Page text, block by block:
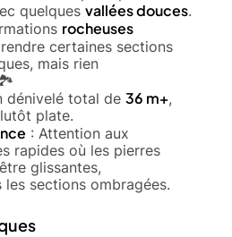
quelques vallées douces.
rocheuses
certaines sections
mais rien
🏞️
dénivelé total de 36 m+,
plate.
: Attention aux
rapides où les pierres
glissantes,
les sections ombragées.